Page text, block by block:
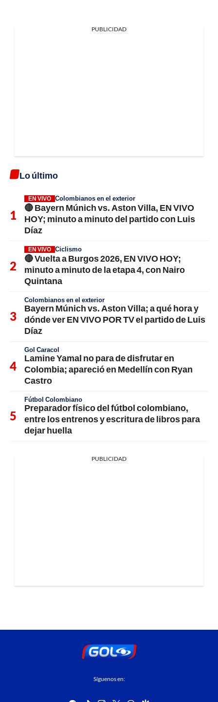
PUBLICIDAD
Lo último
EN VIVO Colombianos en el exterior
🔴 Bayern Múnich vs. Aston Villa, EN VIVO
HOY; minuto a minuto del partido con Luis
Díaz
EN VIVO Ciclismo
🔴 Vuelta a Burgos 2026, EN VIVO HOY;
minuto a minuto de la etapa 4, con Nairo
Quintana
Colombianos en el exterior
Bayern Múnich vs. Aston Villa; a qué hora y
dónde ver EN VIVO POR TV el partido de Luis
Díaz
Gol Caracol
Lamine Yamal no para de disfrutar en
Colombia; apareció en Medellín con Ryan
Castro
Fútbol Colombiano
Preparador físico del fútbol colombiano,
entre los entrenos y escritura de libros para
dejar huella
PUBLICIDAD
Síguenos en: